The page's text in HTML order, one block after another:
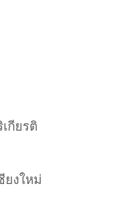
กียรติ
ยงใหม่​